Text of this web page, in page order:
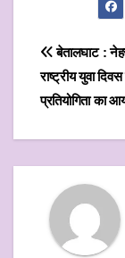
a
t
s
A
p
p
w
i
t
t
e
r
Post
बेतालघाट :
राष्ट्रीय युवा
प्रतियोगिता का